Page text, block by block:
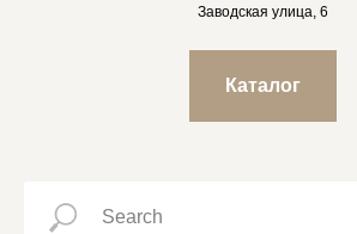
Заводская улица, 6
Каталог